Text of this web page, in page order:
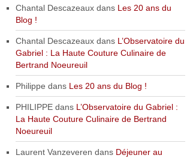
Chantal Descazeauxdans Les 20 ans du
Blog !
Chantal Descazeauxdans L’Observatoire du
Gabriel : La Haute Couture Culinaire de
Bertrand Noeureuil
Philippe dans Les 20 ans du Blog !
PHILIPPEdans L’Observatoire du Gabriel :
La Haute Couture Culinaire de Bertrand
Noeureuil
Laurent Vanzeveren dans Déjeuner au